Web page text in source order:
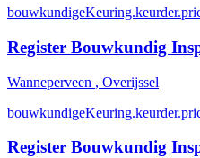
Register Bouwkundig
Wanneperveen , Overijssel
Register Bouwkundig